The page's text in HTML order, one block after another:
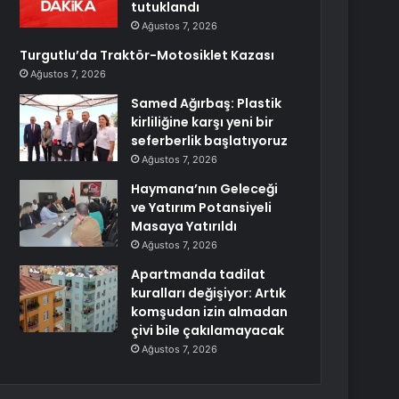
tutuklandı
Ağustos 7, 2026
Turgutlu’da Traktör-Motosiklet Kazası
Ağustos 7, 2026
Samed Ağırbaş: Plastik
kirliliğine karşı yeni bir
seferberlik başlatıyoruz
Ağustos 7, 2026
Haymana’nın Geleceği
ve Yatırım Potansiyeli
Masaya Yatırıldı
Ağustos 7, 2026
Apartmanda tadilat
kuralları değişiyor: Artık
komşudan izin almadan
çivi bile çakılamayacak
Ağustos 7, 2026